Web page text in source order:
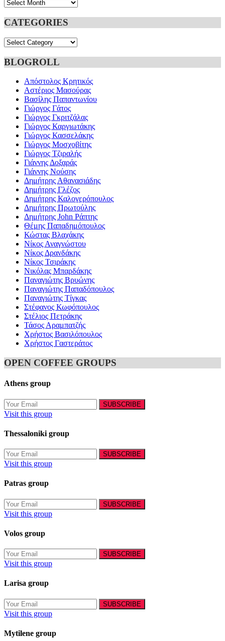
Archives
CATEGORIES
Categories
BLOGROLL
Απόστολος Κρητικός
Αστέριος Μασούρας
Βασίλης Παπαντωνίου
Γιώργος Γάτος
Γιώργος Γκριτζάλας
Γιώργος Καργιωτάκης
Γιώργος Κασσελάκης
Γιώργος Μοσχοβίτης
Γιώργος Τζιραλής
Γιάννης Δοξαράς
Γιάννης Νούσης
Δημήτρης Αθανασιάδης
Δημήτρης Γλέζος
Δημήτρης Καλογερόπουλος
Δημήτρης Πρωτούλης
Δημήτρης John Ράπτης
Θέμης Παπαδημόπουλος
Κώστας Βλαχάκης
Νίκος Αναγνώστου
Νίκος Δρανδάκης
Νίκος Τσιράκης
Νικόλας Μπαρδάκης
Παναγιώτης Βρυώνης
Παναγιώτης Παπαδόπουλος
Παναγιώτης Τίγκας
Στέφανος Κωφόπουλος
Στέλιος Πετράκης
Τάσος Αραμπατζής
Χρήστος Βασιλόπουλος
Χρήστος Γαστεράτος
OPEN COFFEE GROUPS
Athens group
Visit this group
Thessaloniki group
Visit this group
Patras group
Visit this group
Volos group
Visit this group
Larisa group
Visit this group
Mytilene group